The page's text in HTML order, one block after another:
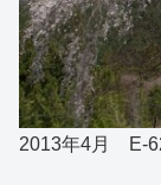
2013年4月 E-